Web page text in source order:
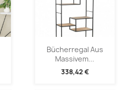
Bücherregal Aus
Massivem...
338,42 €